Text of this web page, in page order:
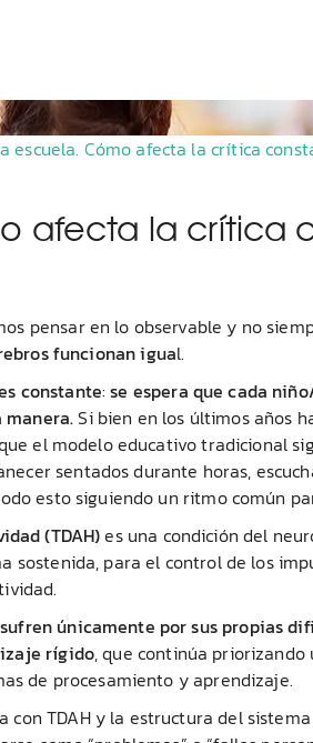
escuela. Cómo afecta la crítica
afecta la crítica
pensar en lo observable y no
funcionan igual.
constante:se espera que cada
Si bien en los últimos años
el modelo educativo tradicional
sentados durante horas,
esto siguiendo un ritmo común
(TDAH)es una condición del
para el control de los
únicamente por sus propias
rígido, que continúa
de procesamiento y aprendizaje.
TDAH y la estructura del